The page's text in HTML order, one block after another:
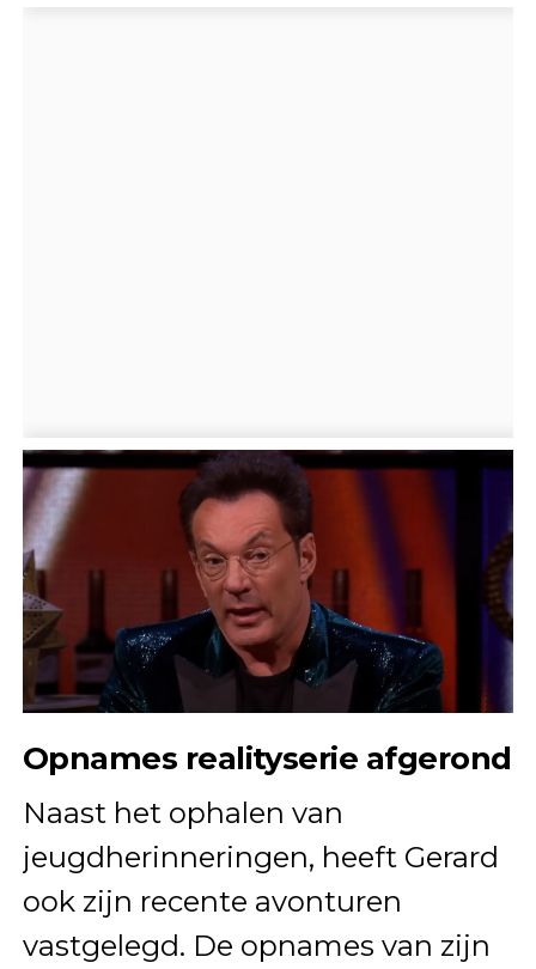
Opnames realityserie afgerond
Naast het ophalen van
jeugdherinneringen, heeft Gerard
ook zijn recente avonturen
vastgelegd. De opnames van zijn